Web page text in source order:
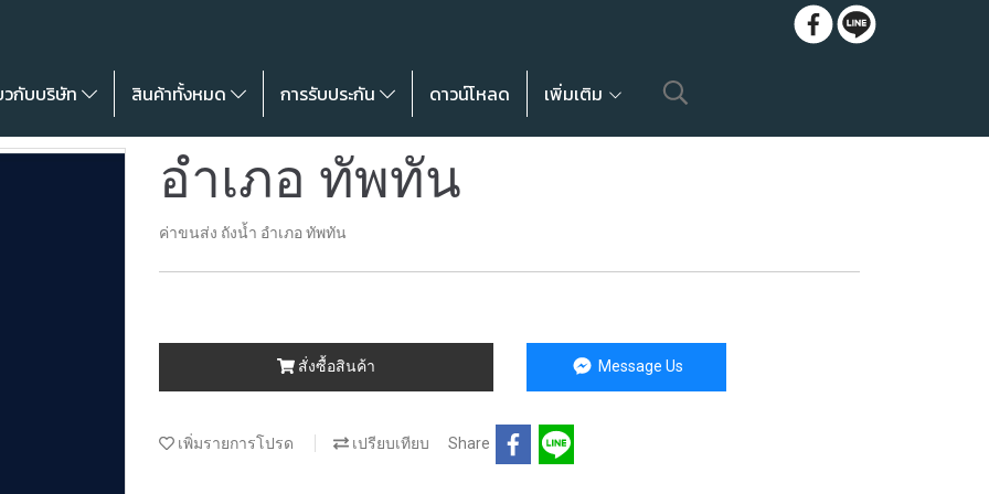
วกับบริษัท สินค้าทั้งหมด การรับประกัน ดาวน์โหลด เพิ่มเติม
อำเภอ ทัพทัน
ค่าขนส่ง ถังน้ำ อำเภอ ทัพทัน
สั่งซื้อสินค้า Message Us
เพิ่มรายการโปรด เปรียบเทียบ Share